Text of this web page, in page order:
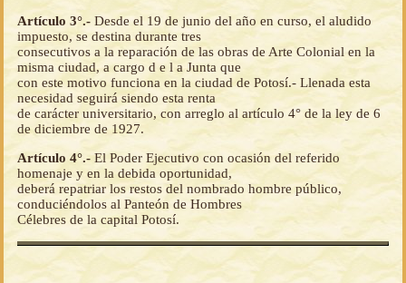
Artículo 3°.- Desde el 19 de junio del año en curso, el aludido
impuesto, se destina durante tres
consecutivos a la reparación de las obras de Arte Colonial en la
misma ciudad, a cargo d e l a Junta que
con este motivo funciona en la ciudad de Potosí.- Llenada esta
necesidad seguirá siendo esta renta
de carácter universitario, con arreglo al artículo 4° de la ley de 6
de diciembre de 1927.
Artículo 4°.-El Poder Ejecutivo con ocasión del referido
homenaje y en la debida oportunidad,
deberá repatriar los restos del nombrado hombre público,
conduciéndolos al Panteón de Hombres
Célebres de la capital Potosí.